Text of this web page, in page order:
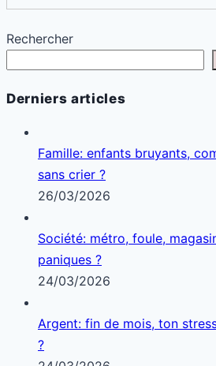
Rechercher
Derniers articles
Famille: enfants bruyants,
sans crier ?
26/03/2026
Société: métro, foule,
paniques ?
24/03/2026
Argent: fin de mois, ton
?